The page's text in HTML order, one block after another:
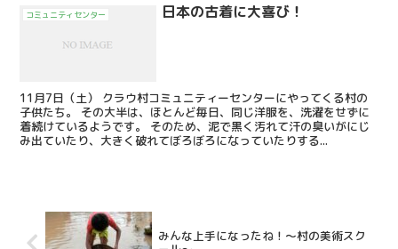
コミュニティセンター 日本の古着に大喜び！
11月7日（土） クラウ村コミュニティーセンターにやってくる村の
子供たち。 その大半は、ほとんど毎日、同じ洋服を、洗濯をせずに
着続けているようです。 そのため、泥で黒く汚れて汗の臭いがにじ
み出ていたり、大きく破れてぼろぼろになっていたりする...
みんな上手になったね！～村の美術スク